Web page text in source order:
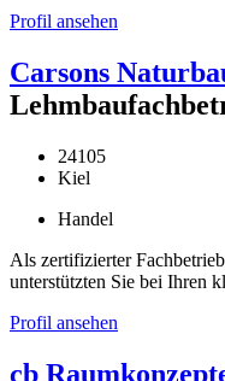
Profil ansehen
Carsons
24105
Kiel
Handel
Als zertifizierter
unterstützten Sie bei Ihren
Profil ansehen
cb